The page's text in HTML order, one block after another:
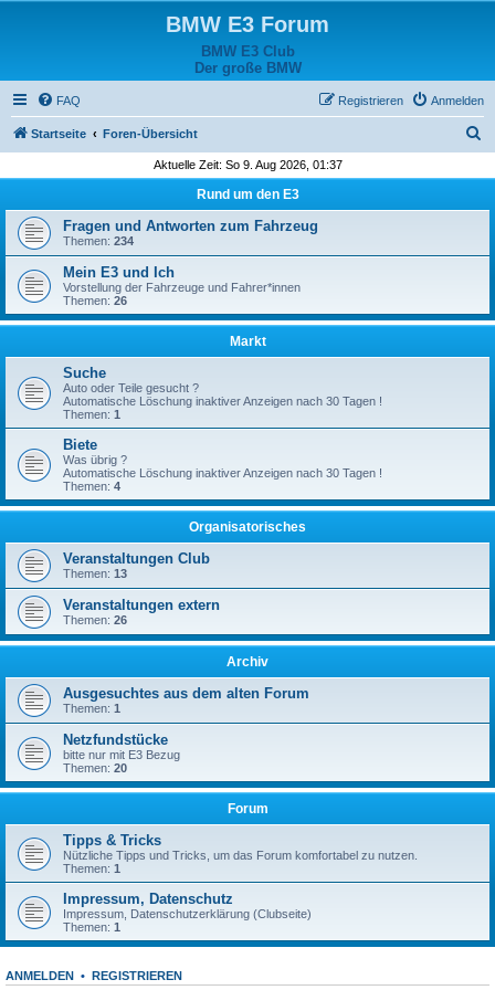
BMW E3 Forum
BMW E3 Club
Der große BMW
FAQ Anmelden
Registrieren
Startseite Foren-Übersicht
h
Aktuelle Zeit: So 9. Aug 2026, 01:37
Rund um den E3
Fragen und Antworten zum Fahrzeug
Themen: 234
Mein E3 und Ich
Vorstellung der Fahrzeuge und Fahrer*innen
Themen: 26
Markt
Suche
Auto oder Teile gesucht ?
Automatische Löschung inaktiver Anzeigen nach 30 Tagen !
Themen: 1
Biete
Was übrig ?
Automatische Löschung inaktiver Anzeigen nach 30 Tagen !
Themen: 4
Organisatorisches
Veranstaltungen Club
Themen: 13
Veranstaltungen extern
Themen: 26
Archiv
Ausgesuchtes aus dem alten Forum
Themen: 1
Netzfundstücke
bitte nur mit E3 Bezug
Themen: 20
Forum
Tipps & Tricks
Nützliche Tipps und Tricks, um das Forum komfortabel zu nutzen.
Themen: 1
Impressum, Datenschutz
Impressum, Datenschutzerklärung (Clubseite)
Themen: 1
ANMELDEN • REGISTRIEREN